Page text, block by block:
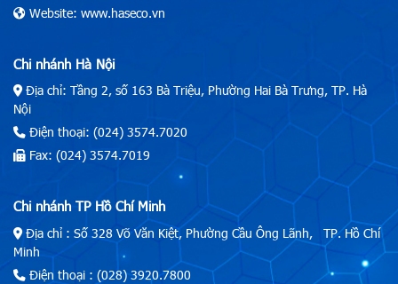
Website: www.haseco.vn
Chi nhánh Hà Nội
Địa chỉ: Tầng 2, số 163 Bà Triệu, Phường Hai Bà Trưng, TP. Hà
Nội
Điện thoại: (024) 3574.7020
Fax: (024) 3574.7019
Chi nhánh TP Hồ Chí Minh
Địa chỉ : Số 328 Võ Văn Kiệt, Phường Cầu Ông Lãnh, TP. Hồ Chí
Minh
Điện thoại : (028) 3920.7800